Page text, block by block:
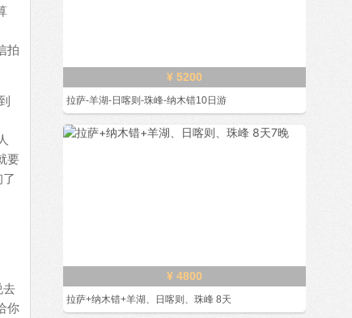
拍
要
去
你
¥ 5200
拉萨-羊湖-日喀则-珠峰-纳木错10日游
¥ 4800
拉萨+纳木错+羊湖、日喀则、珠峰 8天